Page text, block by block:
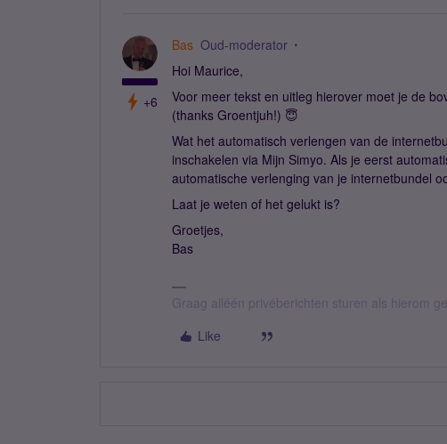
+6
Bas Oud-moderator
Hoi Maurice,
Voor meer tekst en uitleg hierover moet je de
(thanks Groentjuh!) 😇
Wat het automatisch verlengen van de
inschakelen via Mijn Simyo. Als je eerst
automatische verlenging van je internetbundel
Laat je weten of het gelukt is?
Groetjes,
Bas
Graag alléén privéberichten sturen als hierom
Like